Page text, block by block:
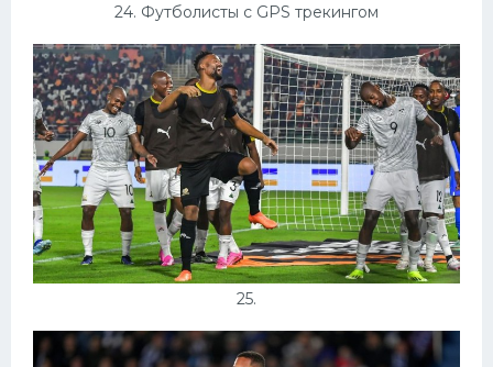
24. Футболисты с GPS трекингом
25.